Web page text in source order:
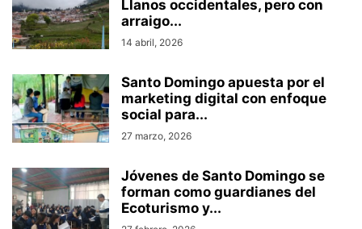
Llanos occidentales, pero con
arraigo...
14 abril, 2026
Santo Domingo apuesta por el
marketing digital con enfoque
social para...
27 marzo, 2026
Jóvenes de Santo Domingo se
forman como guardianes del
Ecoturismo y...